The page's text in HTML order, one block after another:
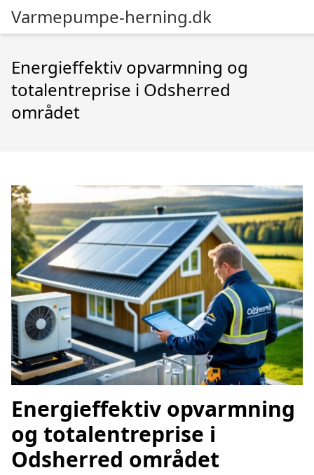
Varmepumpe-herning.dk
Energieffektiv opvarmning og
totalentreprise i Odsherred
området
Energieffektiv opvarmning
og totalentreprise i
Odsherred området